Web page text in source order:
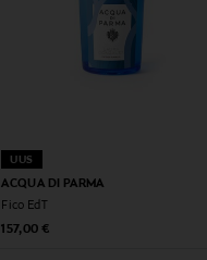
UUS
ACQUA DI PARMA
Fico EdT
Original Price
157,00 €